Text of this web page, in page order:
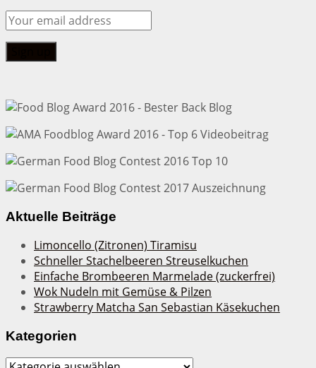
Aktuelle Beiträge
Limoncello (Zitronen) Tiramisu
Schneller Stachelbeeren Streuselkuchen
Einfache Brombeeren Marmelade (zuckerfrei)
Wok Nudeln mit Gemüse & Pilzen
Strawberry Matcha San Sebastian Käsekuchen
Kategorien
Kategorien